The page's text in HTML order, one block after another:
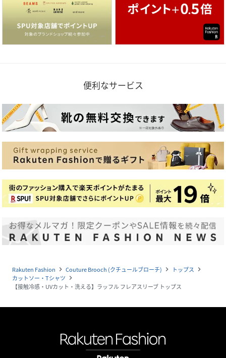
便利なサービス
Rakuten Fashion navigate_next Couture Brooch (クチュールブローチ) navigate_next トップス navigate_next
カットソー・Tシャツ navigate_next
【接触冷感・UVカット・洗える】ラッフル フレアスリーブ トップス